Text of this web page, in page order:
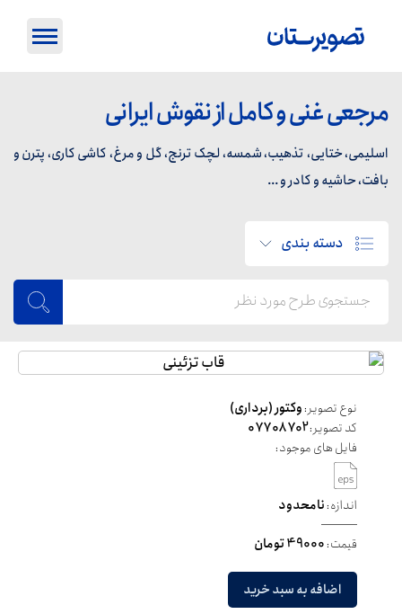
مرجعی غنی و کامل از نقوش ایرانی
اسلیمی، ختایی، تذهیب، شمسه، لچک ترنج، گل و مرغ، کاشی کاری، پترن و
بافت، حاشیه و کادر و ...
دسته بندی
نوع تصویر:وکتور (برداری)
کد تصویر:07708702
فایل های موجود:
اندازه:نامحدود
قیمت:49000 تومان
اضافه به سبد خرید